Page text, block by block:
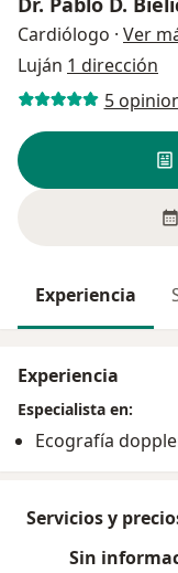
Cardiólogo · Ver
Luján 1 dirección
5
Experiencia
Experiencia
Especialista en:
Ecografía
Servicios y
Sin